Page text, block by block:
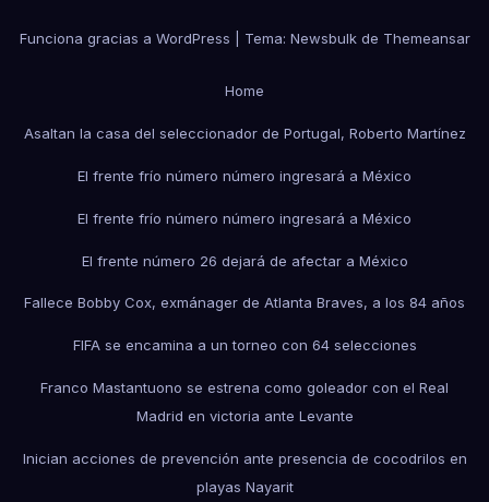
Funciona gracias a WordPress Tema: Newsbulkde Themeansar
Home
Asaltan la casa del seleccionador de Portugal, Roberto Martínez
El frente frío número número ingresará a México
El frente frío número número ingresará a México
El frente número 26 dejará de afectar a México
Fallece Bobby Cox, exmánager de Atlanta Braves, a los 84 años
FIFA se encamina a un torneo con 64 selecciones
Franco Mastantuono se estrena como goleador con el Real
Madrid en victoria ante Levante
Inician acciones de prevención ante presencia de cocodrilos en
playas Nayarit